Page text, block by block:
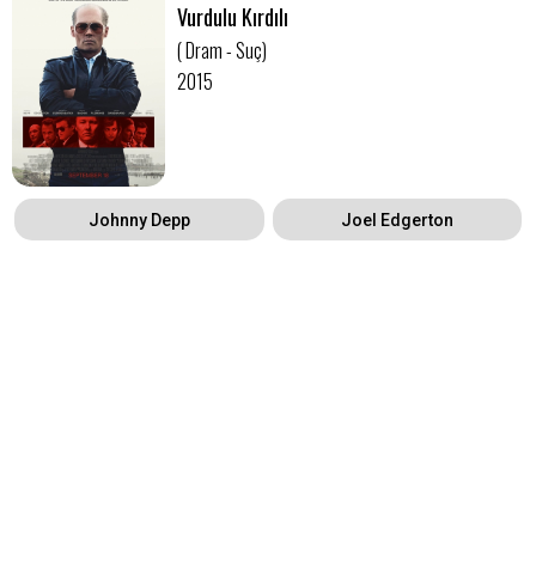
Vurdulu Kırdılı
( Dram - Suç)
2015
Johnny Depp Joel Edgerton